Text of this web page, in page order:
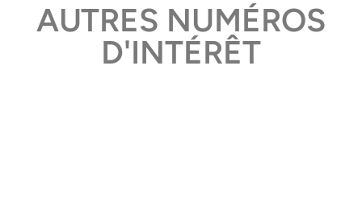
AUTRES NUMÉROS
D'INTÉRÊT